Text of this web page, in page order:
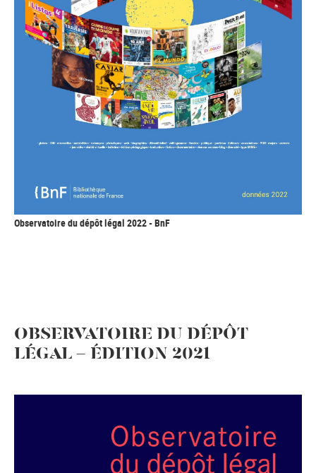
Observatoire du dépôt légal 2022 - BnF
OBSERVATOIRE DU DÉPÔT
LÉGAL - ÉDITION 2021